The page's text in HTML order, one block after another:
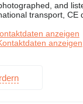
and
transport,
anzeigen
anzeigen